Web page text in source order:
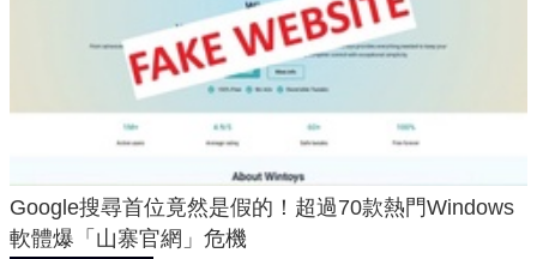
Google搜尋首位竟然是假的！超過70款熱門Windows
軟體爆「山寨官網」危機